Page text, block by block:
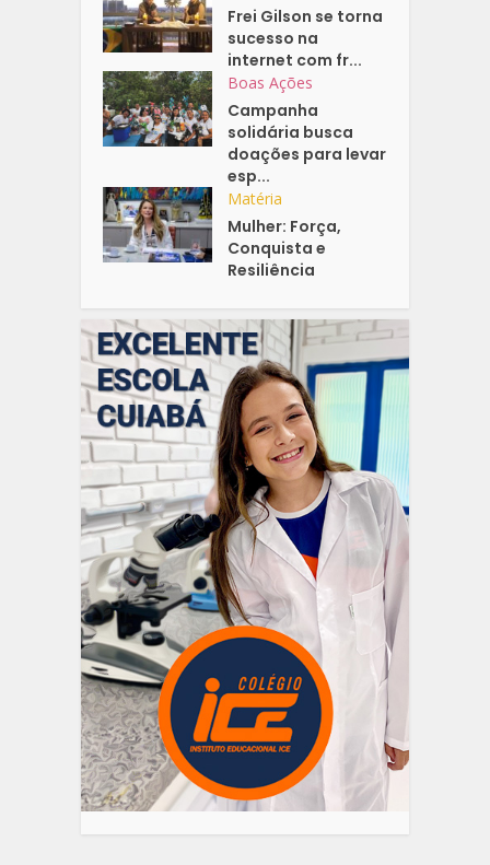
Frei Gilson se torna
sucesso na
internet com fr...
Boas Ações
Campanha
solidária busca
doações para levar
esp...
Matéria
Mulher: Força,
Conquista e
Resiliência